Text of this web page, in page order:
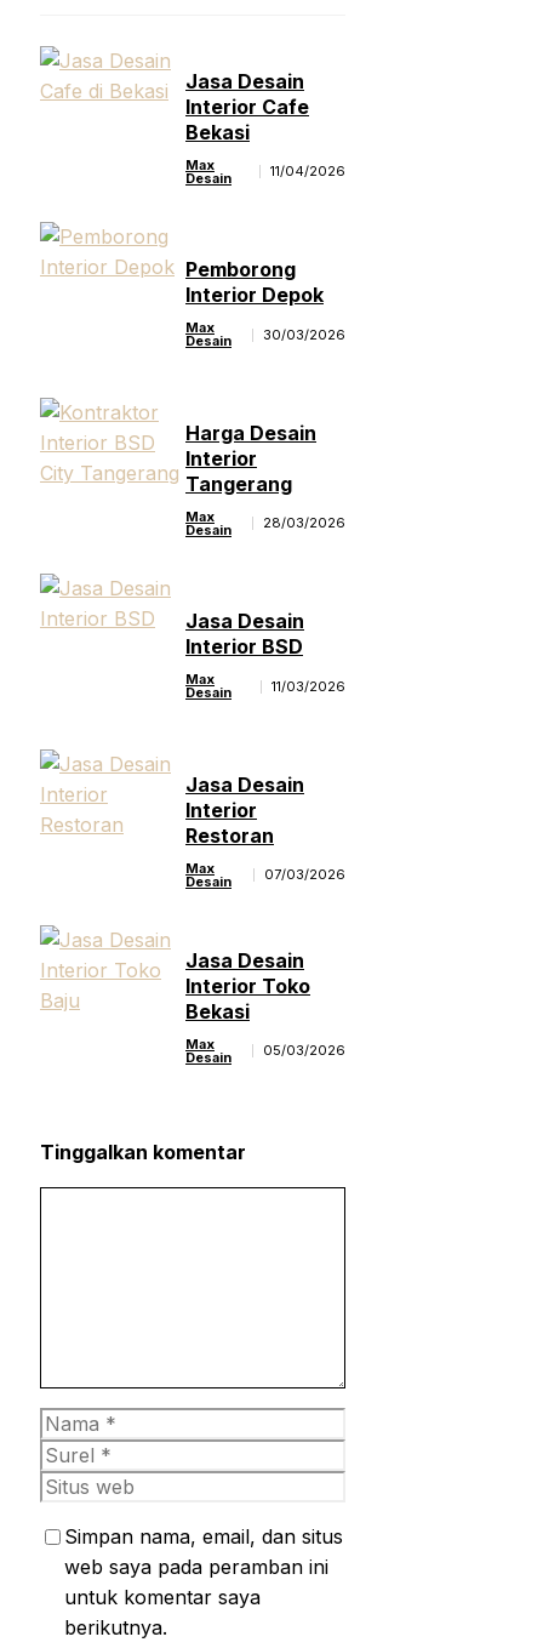
Jasa Desain
Interior Cafe
Bekasi
Max
Desain 11/04/2026
Pemborong
Interior Depok
Max
Desain 30/03/2026
Harga Desain
Interior
Tangerang
Max
Desain 28/03/2026
Jasa Desain
Interior BSD
Max
Desain 11/03/2026
Jasa Desain
Interior
Restoran
Max
Desain 07/03/2026
Jasa Desain
Interior Toko
Bekasi
Max
Desain 05/03/2026
Tinggalkan komentar
Nama
Surel
Situs
Simpan nama, email, dan situs
web saya pada peramban ini
untuk komentar saya
berikutnya.